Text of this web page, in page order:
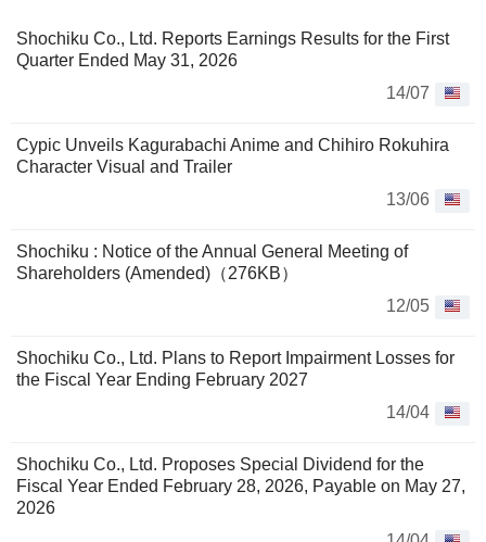
Shochiku Co., Ltd. Reports Earnings Results for the First
Quarter Ended May 31, 2026
14/07
Cypic Unveils Kagurabachi Anime and Chihiro Rokuhira
Character Visual and Trailer
13/06
Shochiku : Notice of the Annual General Meeting of
Shareholders (Amended)（276KB）
12/05
Shochiku Co., Ltd. Plans to Report Impairment Losses for
the Fiscal Year Ending February 2027
14/04
Shochiku Co., Ltd. Proposes Special Dividend for the
Fiscal Year Ended February 28, 2026, Payable on May 27,
2026